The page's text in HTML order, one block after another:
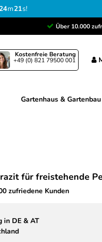
m20s!
Über 10.000
Kostenfreie Beratung
+49 (0) 821 79500 001
Gartenhaus & Gartenbau
für freistehende
zufriedene Kunden
in DE & AT